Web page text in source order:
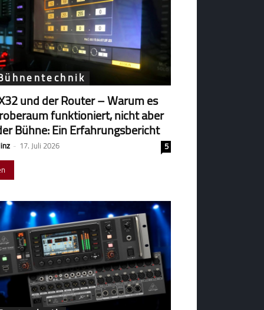
und der Router – Warum es
funk­tio­niert, nicht aber
Bühne: Ein Erfahrungsbericht
- 17. Juli 2026
5